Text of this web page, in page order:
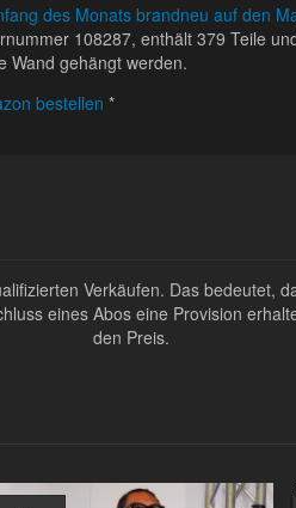
des Monats brandneu auf den
108287, enthält 379 Teile
Wand gehängt werden.
bestellen *
Verkäufen. Das bedeutet,
eines Abos eine Provision
den Preis.